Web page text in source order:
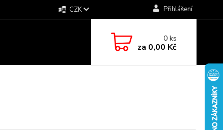
CZK Přihlášení
0ks
za 0,00 Kč